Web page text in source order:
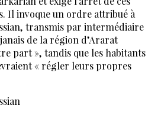
Il invoque un ordre attribué à
transmis par intermédiaire
de la région d’Ararat
part », tandis que les habitants
« régler leurs propres